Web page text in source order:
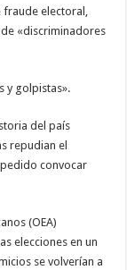
fraude electoral,
«discriminadores
y golpistas».
del país
repudian el
convocar
(OEA)
elecciones en un
se volverían a